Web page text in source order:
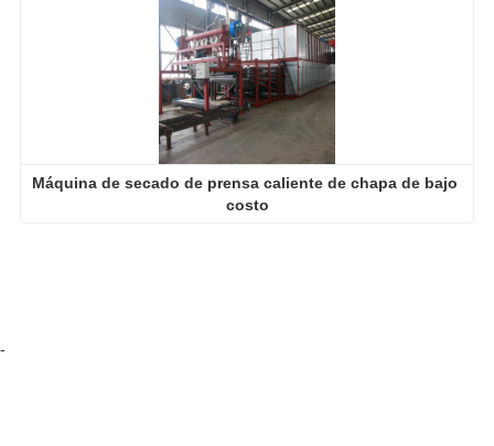
Máquina de secado de prensa caliente de chapa de bajo
costo
-